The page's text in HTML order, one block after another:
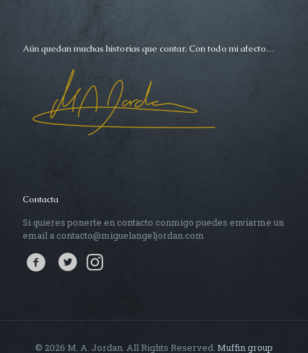
Aún quedan muchas historias que contar. Con todo mi afecto…
Contacta
Si quieres ponerte en contacto conmigo puedes enviarme un
email a contacto@miguelangeljordan.com
© 2026 M. A. Jordan. All Rights Reserved. Muffin group